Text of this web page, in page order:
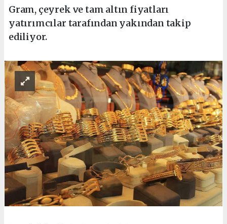
Gram, çeyrek ve tam altın fiyatları
yatırımcılar tarafından yakından takip
ediliyor.